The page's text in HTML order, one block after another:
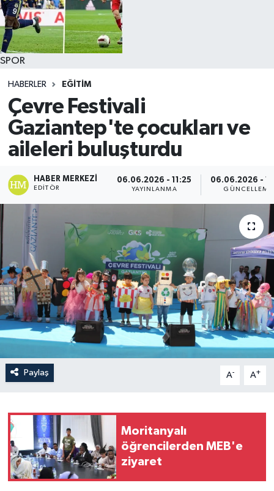
SPOR
HABERLER EĞİTİM
Çevre Festivali
Gaziantep'te çocukları ve
aileleri buluşturdu
HABER MERKEZI
EDITÖR
06.06.2026 - 11:25
YAYINLANMA
06.06.2026 -
GÜNCELLEME
Paylaş A- A+
Moritanyalı
öğrencilerden MEB'e
ziyaret